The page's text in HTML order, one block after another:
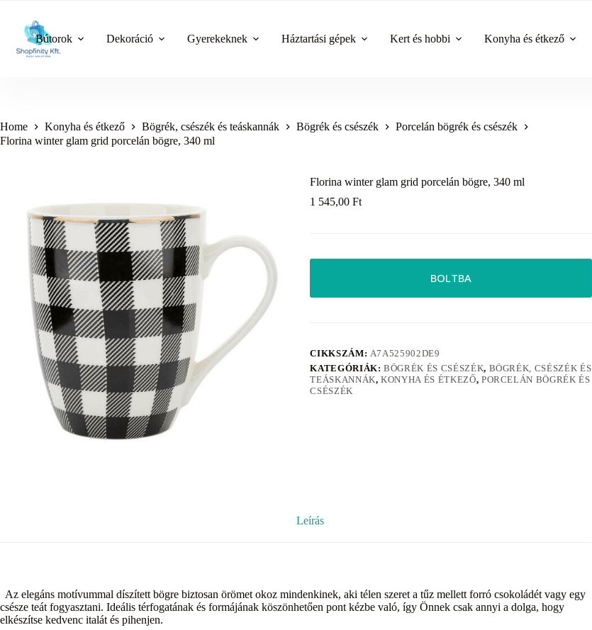
content
Bútorok Dekoráció Gyerekeknek Háztartási gépek Kert és hobbi Konyha és étkező
Home Konyha és étkező Bögrék, csészék és teáskannák Bögrék és csészék
Porcelán bögrék és csészék
Florina winter glam grid porcelán bögre, 340 ml
Florina winter glam grid porcelán bögre, 340 ml
1 545,00Ft
BOLTBA
CIKKSZÁM: A7A525902DE9
KATEGÓRIÁK:BÖGRÉK ÉS CSÉSZÉK, BÖGRÉK, CSÉSZÉK ÉS
TEÁSKANNÁK,KONYHA ÉS ÉTKEZŐ, PORCELÁN BÖGRÉK ÉS
CSÉSZÉK
Leírás
Az elegáns motívummal díszített bögre biztosan örömet okoz mindenkinek, aki télen szeret a tűz mellett forró csokoládét vagy egy
csésze teát fogyasztani. Ideális térfogatának és formájának köszönhetően pont kézbe való, így Önnek csak annyi a dolga, hogy
elkészítse kedvenc italát és pihenjen.